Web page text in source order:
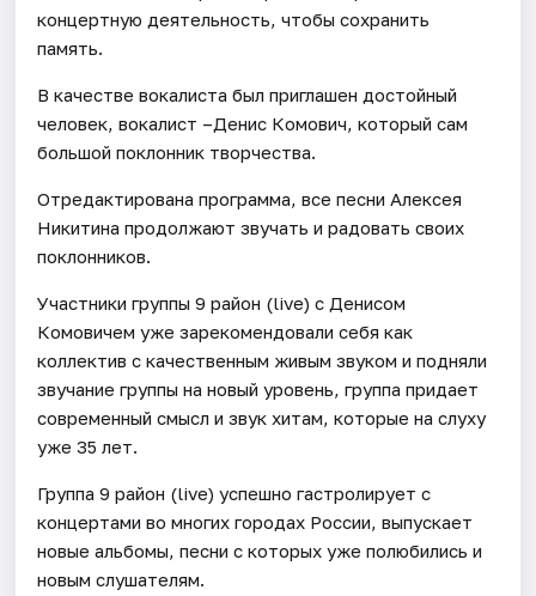
концертную деятельность, чтобы сохранить
память.
В качестве вокалиста был приглашен достойный
человек, вокалист –Денис Комович, который сам
большой поклонник творчества.
Отредактирована программа, все песни Алексея
Никитина продолжают звучать и радовать своих
поклонников.
Участники группы 9 район (live) c Денисом
Комовичем уже зарекомендовали себя как
коллектив с качественным живым звуком и подняли
звучание группы на новый уровень, группа придает
современный смысл и звук хитам, которые на слуху
уже 35 лет.
Группа 9 район (live) успешно гастролирует с
концертами во многих городах России, выпускает
новые альбомы, песни с которых уже полюбились и
новым слушателям.